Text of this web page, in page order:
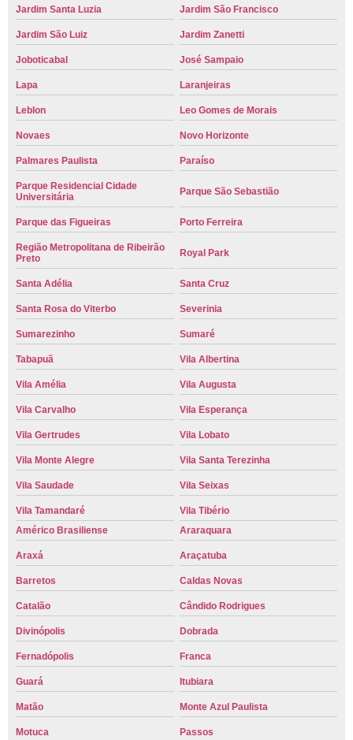
Jardim Santa Luzia Jardim São Francisco
Jardim São Luiz Jardim Zanetti
Joboticabal José Sampaio
Lapa Laranjeiras
Leblon Leo Gomes de Morais
Novaes Novo Horizonte
Palmares Paulista Paraíso
Parque Residencial Cidade
Universitária
Parque São Sebastião
Parque das Figueiras Porto Ferreira
Região Metropolitana de Ribeirão
Preto
Royal Park
Santa Adélia Santa Cruz
Santa Rosa do Viterbo Severinia
Sumarezinho Sumaré
Tabapuã Vila Albertina
Vila Amélia Vila Augusta
Vila Carvalho Vila Esperança
Vila Gertrudes Vila Lobato
Vila Monte Alegre Vila Santa Terezinha
Vila Saudade Vila Seixas
Vila Tamandaré
Vila Tibério
Américo Brasiliense
Araraquara
Araxá Araçatuba
Barretos Caldas Novas
Catalão Cândido Rodrigues
Divinópolis Dobrada
Fernadópolis Franca
Guará Itubiara
Matão Monte Azul Paulista
Motuca Passos